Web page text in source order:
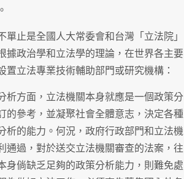
止是全國人大常委會和台灣「立法院」
據政治學和立法學的理論，在世界各主要
立法專業技術輔助部門或研究機構：
析方面，立法機關本身就應是一個政策分
的參考，並凝聚社會全體意志，決定各種
析的能力。何況，政府行政部門和立法機
通過，對於送交立法機關審查的法案，往
身倘缺乏足夠的政策分析能力，則難免處